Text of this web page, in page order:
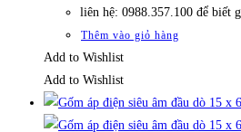
₫35,000.là:
liên hệ: 0988.357.100 để biết
Thêm vào giỏ hàng
Add to Wishlist
Add to Wishlist